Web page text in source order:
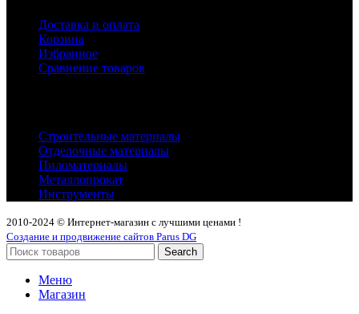
Доставка и оплата
Корзина
Избранное
Сравнение товаров
Строительные материалы
Отделочные материалы
Пиломатериалы
Металлопрокат
Инструменты
2010-2024 © Интернет-магазин с лучшими ценами !
Создание и продвижение сайтов Parus DG
Search
Меню
Магазин